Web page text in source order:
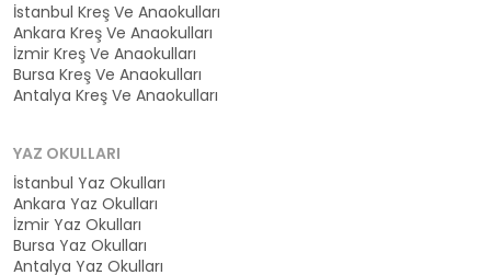
İstanbul Kreş Ve Anaokulları
Ankara Kreş Ve Anaokulları
İzmir Kreş Ve Anaokulları
Bursa Kreş Ve Anaokulları
Antalya Kreş Ve Anaokulları
YAZ OKULLARI
İstanbul Yaz Okulları
Ankara Yaz Okulları
İzmir Yaz Okulları
Bursa Yaz Okulları
Antalya Yaz Okulları